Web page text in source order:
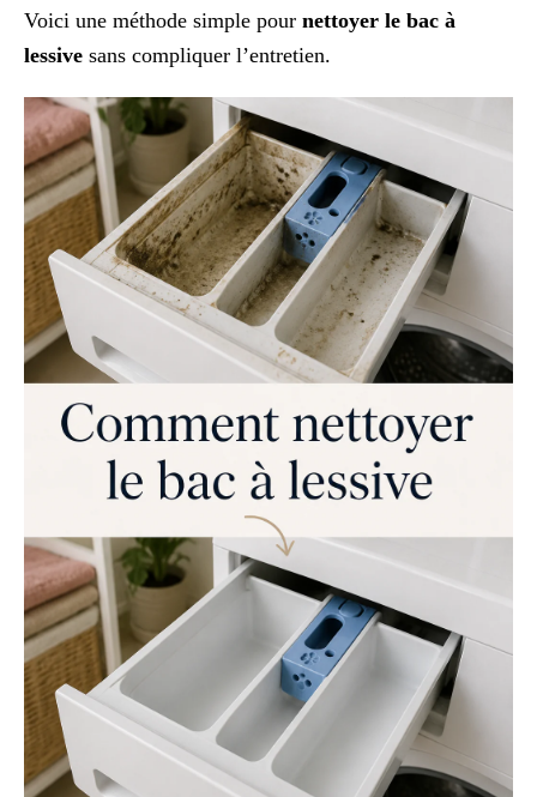
Voici une méthode simple pour nettoyer le bac à
lessive sans compliquer l’entretien.